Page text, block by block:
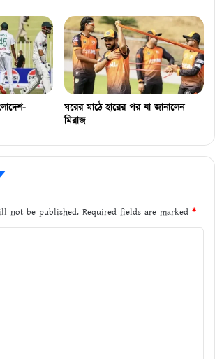
ঘরের মাঠে হারের পর যা জানালেন
মিরাজ
not be published. Required fields are marked *